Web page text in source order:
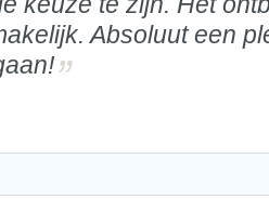
Absoluut een